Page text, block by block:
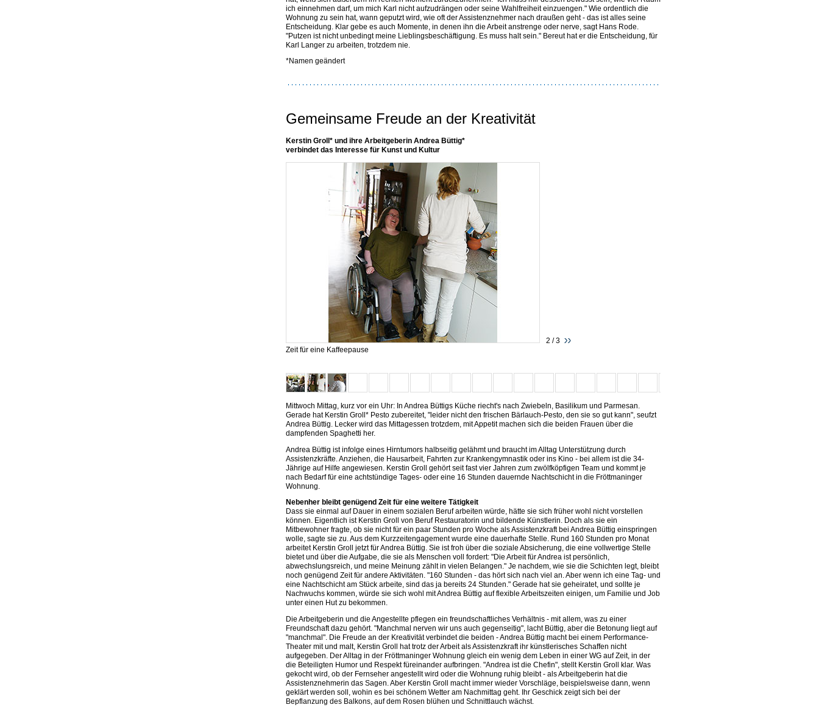
ich einnehmen darf, um mich Karl nicht aufzudrängen oder seine Wahlfreiheit einzuengen." Wie ordentlich die
Wohnung zu sein hat, wann geputzt wird, wie oft der Assistenznehmer nach draußen geht - das ist alles seine
Entscheidung. Klar gebe es auch Momente, in denen ihn die Arbeit anstrenge oder nerve, sagt Hans Rode.
"Putzen ist nicht unbedingt meine Lieblingsbeschäftigung. Es muss halt sein." Bereut hat er die Entscheidung, für
Karl Langer zu arbeiten, trotzdem nie.
*Namen geändert
Gemeinsame Freude an der Kreativität
Kerstin Groll* und ihre Arbeitgeberin Andrea Büttig*
verbindet das Interesse für Kunst und Kultur
2 / 3
Zeit für eine Kaffeepause
Mittwoch Mittag, kurz vor ein Uhr: In Andrea Büttigs Küche riecht's nach Zwiebeln, Basilikum und Parmesan.
Gerade hat Kerstin Groll* Pesto zubereitet, "leider nicht den frischen Bärlauch-Pesto, den sie so gut kann", seufzt
Andrea Büttig. Lecker wird das Mittagessen trotzdem, mit Appetit machen sich die beiden Frauen über die
dampfenden Spaghetti her.
Andrea Büttig ist infolge eines Hirntumors halbseitig gelähmt und braucht im Alltag Unterstützung durch
Assistenzkräfte. Anziehen, die Hausarbeit, Fahrten zur Krankengymnastik oder ins Kino - bei allem ist die 34-
Jährige auf Hilfe angewiesen. Kerstin Groll gehört seit fast vier Jahren zum zwölfköpfigen Team und kommt je
nach Bedarf für eine achtstündige Tages- oder eine 16 Stunden dauernde Nachtschicht in die Fröttmaninger
Wohnung.
Nebenher bleibt genügend Zeit für eine weitere Tätigkeit
Dass sie einmal auf Dauer in einem sozialen Beruf arbeiten würde, hätte sie sich früher wohl nicht vorstellen
können. Eigentlich ist Kerstin Groll von Beruf Restauratorin und bildende Künstlerin. Doch als sie ein
Mitbewohner fragte, ob sie nicht für ein paar Stunden pro Woche als Assistenzkraft bei Andrea Büttig einspringen
wolle, sagte sie zu. Aus dem Kurzzeitengagement wurde eine dauerhafte Stelle. Rund 160 Stunden pro Monat
arbeitet Kerstin Groll jetzt für Andrea Büttig. Sie ist froh über die soziale Absicherung, die eine vollwertige Stelle
bietet und über die Aufgabe, die sie als Menschen voll fordert: "Die Arbeit für Andrea ist persönlich,
abwechslungsreich, und meine Meinung zählt in vielen Belangen." Je nachdem, wie sie die Schichten legt, bleibt
noch genügend Zeit für andere Aktivitäten. "160 Stunden - das hört sich nach viel an. Aber wenn ich eine Tag- und
eine Nachtschicht am Stück arbeite, sind das ja bereits 24 Stunden." Gerade hat sie geheiratet, und sollte je
Nachwuchs kommen, würde sie sich wohl mit Andrea Büttig auf flexible Arbeitszeiten einigen, um Familie und Job
unter einen Hut zu bekommen.
Die Arbeitgeberin und die Angestellte pflegen ein freundschaftliches Verhältnis - mit allem, was zu einer
Freundschaft dazu gehört. "Manchmal nerven wir uns auch gegenseitig", lacht Büttig, aber die Betonung liegt auf
"manchmal". Die Freude an der Kreativität verbindet die beiden - Andrea Büttig macht bei einem Performance-
Theater mit und malt, Kerstin Groll hat trotz der Arbeit als Assistenzkraft ihr künstlerisches Schaffen nicht
aufgegeben. Der Alltag in der Fröttmaninger Wohnung gleich ein wenig dem Leben in einer WG auf Zeit, in der
die Beteiligten Humor und Respekt füreinander aufbringen. "Andrea ist die Chefin", stellt Kerstin Groll klar. Was
gekocht wird, ob der Fernseher angestellt wird oder die Wohnung ruhig bleibt - als Arbeitgeberin hat die
Assistenznehmerin das Sagen. Aber Kerstin Groll macht immer wieder Vorschläge, beispielsweise dann, wenn
geklärt werden soll, wohin es bei schönem Wetter am Nachmittag geht. Ihr Geschick zeigt sich bei der
Bepflanzung des Balkons, auf dem Rosen blühen und Schnittlauch wächst.